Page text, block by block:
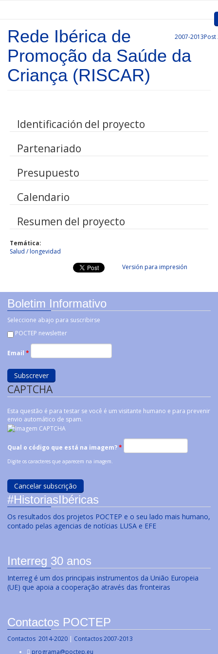
Apresentação
Convocatórias
Comunicação
Documentos
Gestão de Projetos
2007-2013Post
Rede Ibérica de
Promoção da Saúde da
Criança (RISCAR)
Identificación del proyecto
Partenariado
Presupuesto
Calendario
Resumen del proyecto
Temática:
Salud / longevidad
Versión para impresión
Boletim Informativo
Seleccione abajo para suscribirse
POCTEP newsletter
Email *
CAPTCHA
Esta questão é para testar se você é um visitante humano e para prevenir
envio automático de spam.
Qual o código que está na imagem?*
Digite os caracteres que aparecem na imagem.
#HistoriasIbéricas
Os resultados dos projetos POCTEP e o seu lado mais humano,
contado pelas agencias de notícias LUSA e EFE
Interreg 30 anos
Interreg é um dos principais instrumentos da União Europeia
(UE) que apoia a cooperação através das fronteiras
Contactos POCTEP
Contactos 2014-2020 | Contactos 2007-2013
programa@poctep.eu